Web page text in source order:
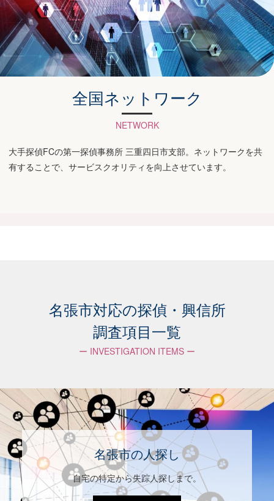
全国ネットワーク
NETWORK
大手探偵FCの第一探偵事務所 三重四日市支部。ネットワークを共
有することで、サービスクオリティを向上させています。
名張市対応の探偵・興信所
調査項目一覧
ー INVESTIGATION ITEMS ー
名張市の人探し
自宅の特定から失踪人探しまで。